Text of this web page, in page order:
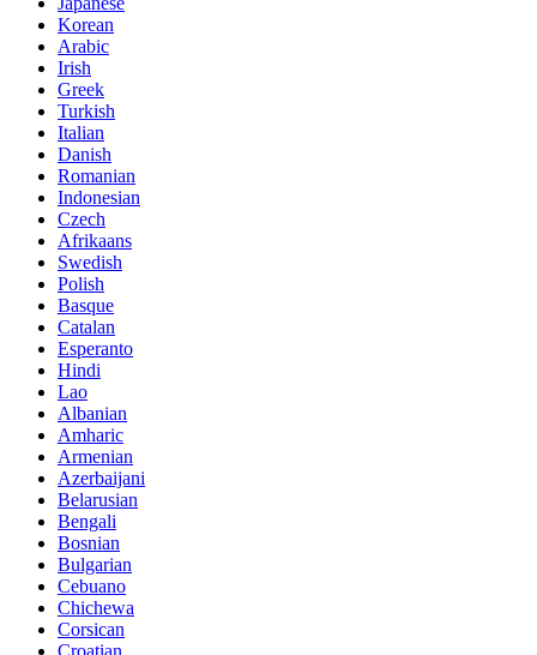
Korean
Arabic
Irish
Greek
Turkish
Italian
Danish
Romanian
Indonesian
Czech
Afrikaans
Swedish
Polish
Basque
Catalan
Esperanto
Hindi
Lao
Albanian
Amharic
Armenian
Azerbaijani
Belarusian
Bengali
Bosnian
Bulgarian
Cebuano
Chichewa
Corsican